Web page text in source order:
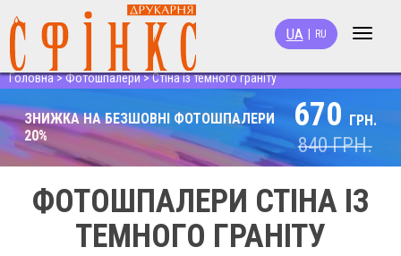
Toggle
UA RU
Головна>Фотошпалери>Стіна із темного граніту
ЗНИЖКА НА БЕЗШОВНІ ФОТОШПАЛЕРИ
20%
670 ГРН.
840ГРН.
ФОТОШПАЛЕРИ СТІНА ІЗ
ТЕМНОГО ГРАНІТУ